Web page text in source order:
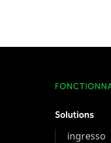
Solutions
ingresso